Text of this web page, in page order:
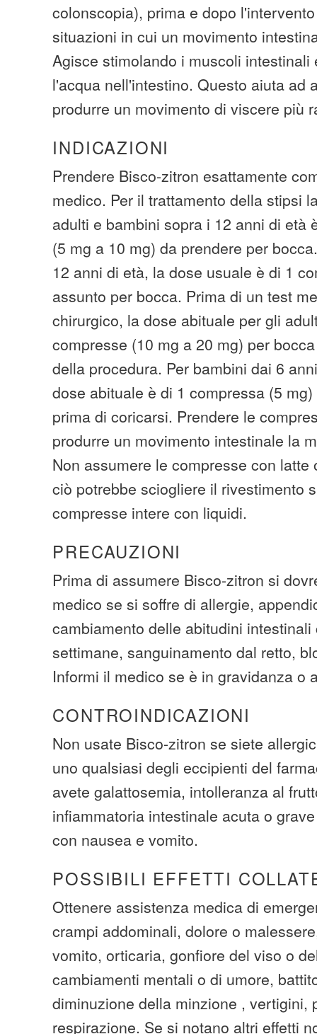
colonscopia), prima e dopo
situazioni in cui un movimento
Agisce stimolando i muscoli
l'acqua nell'intestino. Questo aiuta ad
produrre un movimento di viscere più
INDICAZIONI
Prendere Bisco-zitron esattamente
medico. Per il trattamento della stipsi
adulti e bambini sopra i 12 anni di età
(5 mg a 10 mg) da prendere per
12 anni di età, la dose usuale è di 1
assunto per bocca. Prima di un test
chirurgico, la dose abituale per gli
compresse (10 mg a 20 mg) per
della procedura. Per bambini dai 6
dose abituale è di 1 compressa (5
prima di coricarsi. Prendere le
produrre un movimento intestinale la
Non assumere le compresse con
ciò potrebbe sciogliere il rivestimento
compresse intere con liquidi.
PRECAUZIONI
Prima di assumere Bisco-zitron si
medico se si soffre di allergie,
cambiamento delle abitudini
settimane, sanguinamento dal retto,
Informi il medico se è in gravidanza o
CONTROINDICAZIONI
Non usate Bisco-zitron se siete
uno qualsiasi degli eccipienti del
avete galattosemia, intolleranza al
infiammatoria intestinale acuta o
con nausea e vomito.
POSSIBILI EFFETTI
Ottenere assistenza medica di
crampi addominali, dolore o
vomito, orticaria, gonfiore del viso o
cambiamenti mentali o di umore,
diminuzione della minzione , vertigini,
respirazione. Se si notano altri effetti